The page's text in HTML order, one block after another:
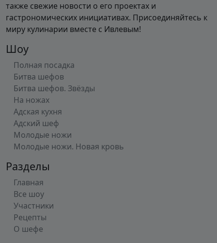
также свежие новости о его проектах и
гастрономических инициативах. Присоединяйтесь к
миру кулинарии вместе с Ивлевым!
Шоу
Полная посадка
Битва шефов
Битва шефов. Звёзды
На ножах
Адская кухня
Адский шеф
Молодые ножи
Молодые ножи. Новая кровь
Разделы
Главная
Все шоу
Участники
Рецепты
О шефе